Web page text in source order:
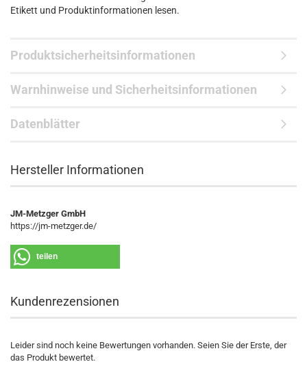
Etikett und Produktinformationen lesen.
Produktsicherheitsinformationen
Warnhinweise und Sicherheitsinformationen
Datenblätter
Hersteller Informationen
JM-Metzger GmbH
https://jm-metzger.de/
teilen
Kundenrezensionen
Leider sind noch keine Bewertungen vorhanden. Seien Sie der Erste, der
das Produkt bewertet.